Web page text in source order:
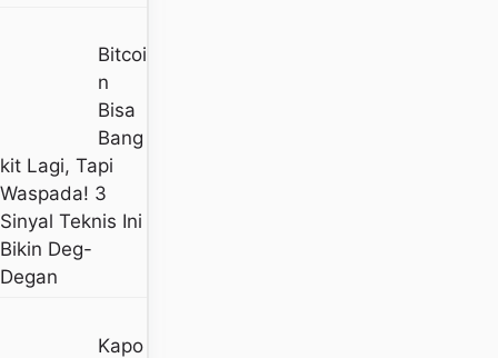
Bitcoi
N
Bisa
Bang
Kit Lagi, Tapi
Waspada! 3
Sinyal Teknis Ini
Bikin Deg-
Degan
Kapo